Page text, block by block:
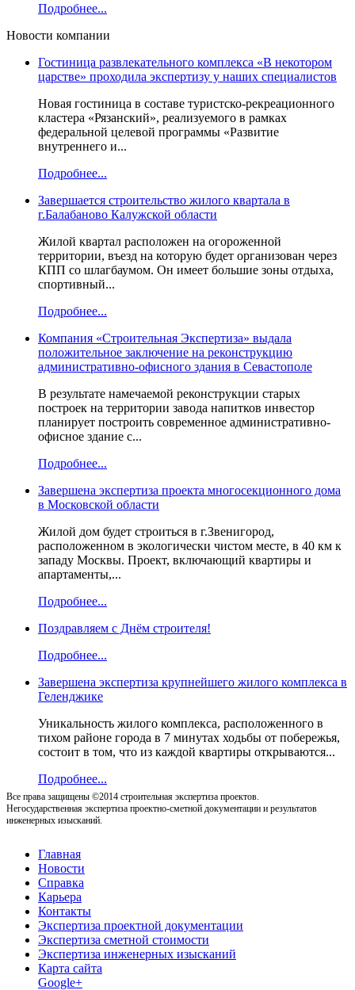
Подробнее...
Новости компании
Гостиница развлекательного комплекса «В некотором
царстве» проходила экспертизу у наших специалистов
Новая гостиница в составе туристско-рекреационного
кластера «Рязанский», реализуемого в рамках
федеральной целевой программы «Развитие
внутреннего и...
Подробнее...
Завершается строительство жилого квартала в
г.Балабаново Калужской области
Жилой квартал расположен на огороженной
территории, въезд на которую будет организован через
КПП со шлагбаумом. Он имеет большие зоны отдыха,
спортивный...
Подробнее...
Компания «Строительная Экспертиза» выдала
положительное заключение на реконструкцию
административно-офисного здания в Севастополе
В результате намечаемой реконструкции старых
построек на территории завода напитков инвестор
планирует построить современное административно-
офисное здание с...
Подробнее...
Завершена экспертиза проекта многосекционного дома
в Московской области
Жилой дом будет строиться в г.Звенигород,
расположенном в экологически чистом месте, в 40 км к
западу Москвы. Проект, включающий квартиры и
апартаменты,...
Подробнее...
Поздравляем с Днём строителя!
Подробнее...
Завершена экспертиза крупнейшего жилого комплекса в
Геленджике
Уникальность жилого комплекса, расположенного в
тихом районе города в 7 минутах ходьбы от побережья,
состоит в том, что из каждой квартиры открываются...
Подробнее...
Все права защищены ©2014 строительная экспертиза проектов.
Негосударственная экспертиза проектно-сметной документации и результатов
инженерных изысканий.
Главная
Новости
Справка
Карьера
Контакты
Экспертиза проектной документации
Экспертиза сметной стоимости
Экспертиза инженерных изысканий
Карта сайта
Google+